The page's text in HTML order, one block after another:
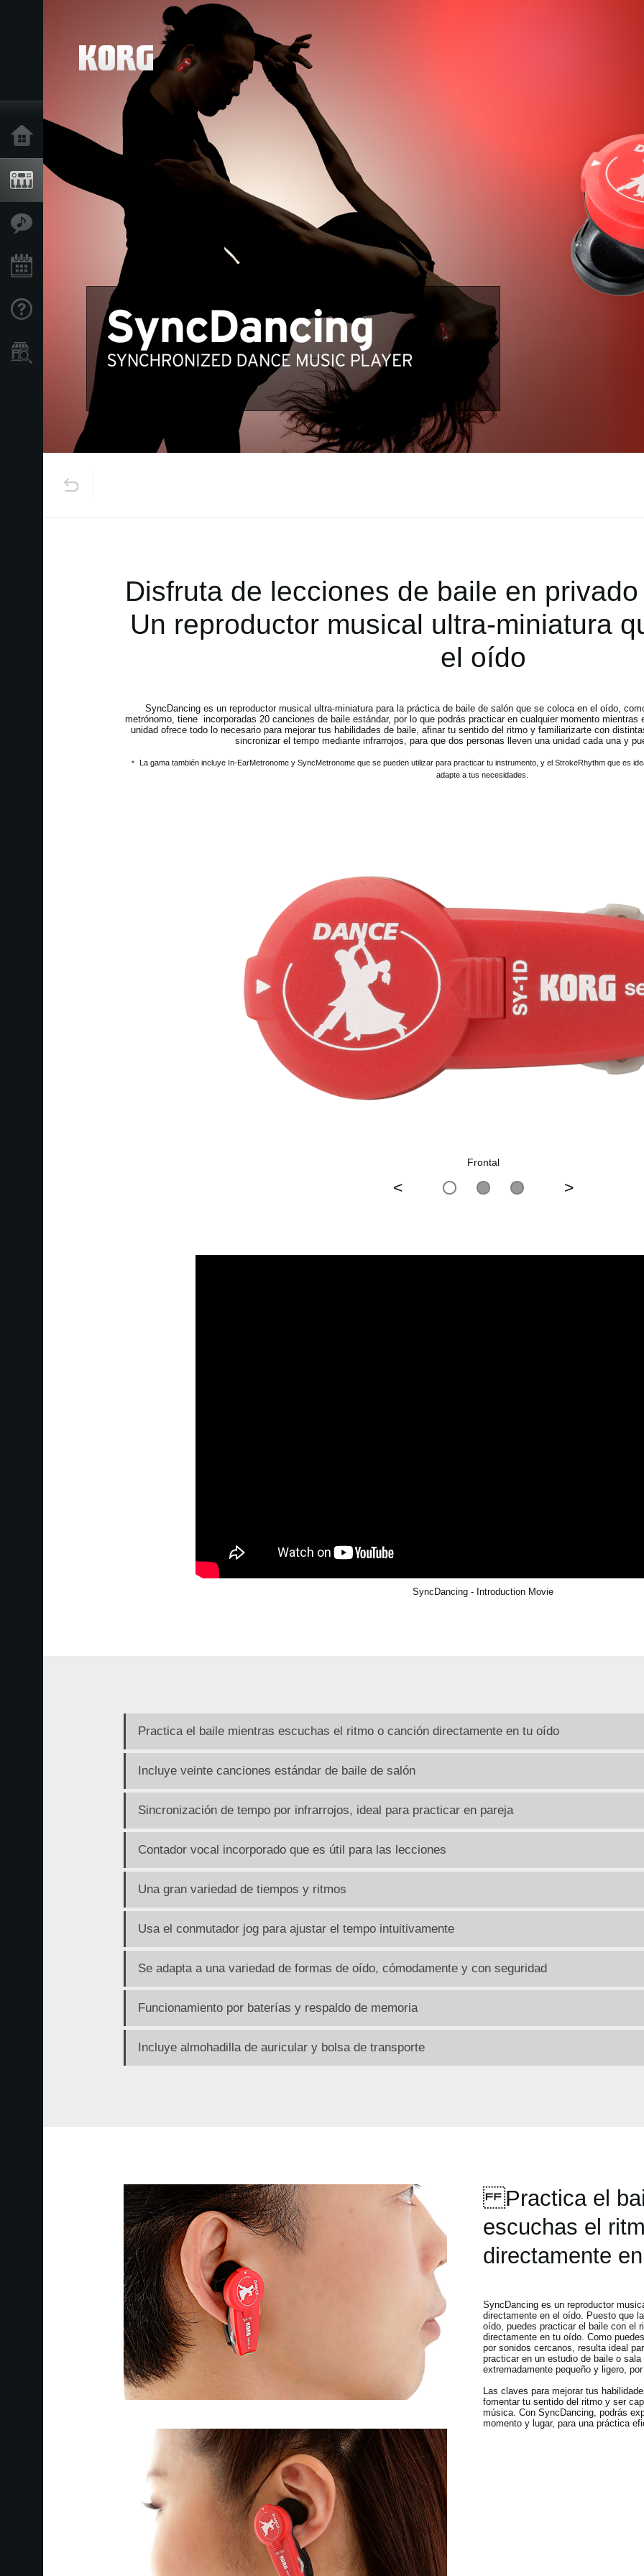
Productos
Localizador
Disfruta de lecciones de baile en
Un reproductor musical ultra-miniatura
el oído
SyncDancing es un reproductor musical ultra-miniatura para la práctica de baile de salón que se coloca en el oído,
metrónomo, tiene incorporadas 20 canciones de baile estándar, por lo que podrás practicar en cualquier momento
unidad ofrece todo lo necesario para mejorar tus habilidades de baile, afinar tu sentido del ritmo y familiarizarte con
sincronizar el tempo mediante infrarrojos, para que dos personas lleven una unidad cada una y
*
La gama también incluye In-EarMetronome y SyncMetronome que se pueden utilizar para practicar tu instrumento, y el StrokeRhythm que es
adapte a tus necesidades.
Frontal
< >
SyncDancing - Introduction Movie
Practica el baile mientras escuchas el ritmo o canción directamente en tu oído
Incluye veinte canciones estándar de baile de salón
Sincronización de tempo por infrarrojos, ideal para practicar en pareja
Contador vocal incorporado que es útil para las lecciones
Una gran variedad de tiempos y ritmos
Usa el conmutador jog para ajustar el tempo intuitivamente
Se adapta a una variedad de formas de oído, cómodamente y con seguridad
Funcionamiento por baterías y respaldo de memoria
Incluye almohadilla de auricular y bolsa de transporte
Practica el
escuchas el
directamente
SyncDancing es un reproductor
directamente en el oído. Puesto que
oído, puedes practicar el baile con el
directamente en tu oído. Como
por sonidos cercanos, resulta ideal
practicar en un estudio de baile o
extremadamente pequeño y ligero,
Las claves para mejorar tus
fomentar tu sentido del ritmo y ser
música. Con SyncDancing, podrás
momento y lugar, para una práctica